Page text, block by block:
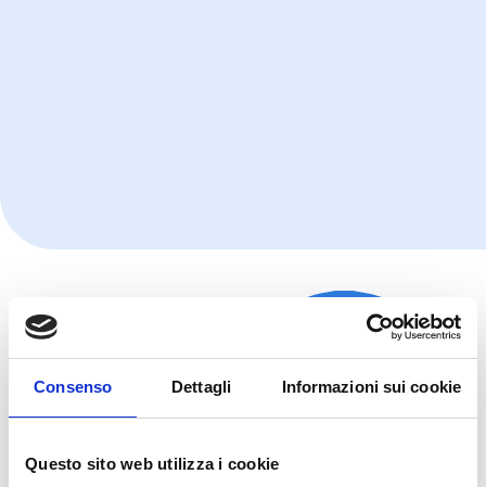
Consenso Dettagli Informazioni sui cookie
Questo sito web utilizza i cookie